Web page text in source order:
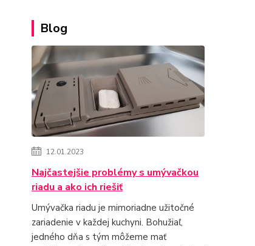
Blog
12.01.2023
Najčastejšie problémy s umývačkou
riadu a ako ich riešiť
Umývačka riadu je mimoriadne užitočné
zariadenie v každej kuchyni. Bohužiaľ,
jedného dňa s tým môžeme mať